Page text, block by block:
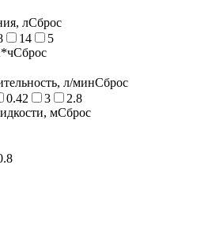
лСброс
14
5
Сброс
л/минСброс
0.42 3
2.8
мСброс